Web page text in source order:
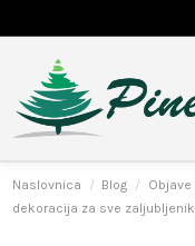
Naslovnica Blog Objave
dekoracija za sve